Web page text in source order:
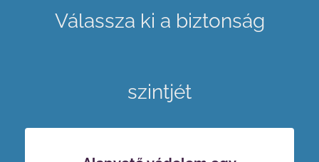
Válassza ki a biztonság
szintjét